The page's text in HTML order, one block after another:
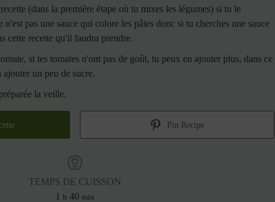
(dans la première étape où tu mixes les légumes) si tu le
n'est pas une sauce qui colore les pâtes donc si tu cherches une sauce
cette recette qu'il faudra prendre.
si tes tomates n'ont pas de goût, tu peux en ajouter plus, dans ce
ajouter un peu de sucre.
la veille.
Pin Recipe
TEMPS DE CUISSON
1 heure
h 40 minutes
min